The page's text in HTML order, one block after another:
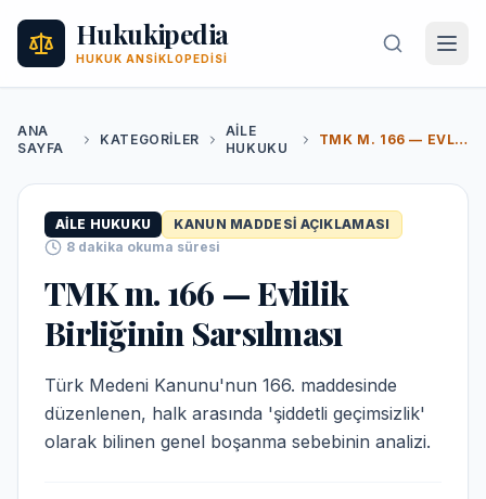
Hukukipedia
HUKUK ANSIKLOPEDISI
ANA
SAYFA
KATEGORILER
AILE
HUKUKU
TMK M. 166 — EVLILIK BIRLIĞININ SARSILMASI
AILE HUKUKU
KANUN MADDESI AÇIKLAMASI
8 dakika okuma süresi
TMK m. 166 — Evlilik
Birliğinin Sarsılması
Türk Medeni Kanunu'nun 166. maddesinde
düzenlenen, halk arasında 'şiddetli geçimsizlik'
olarak bilinen genel boşanma sebebinin analizi.